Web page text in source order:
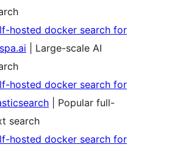
hosted docker search for
| Large-scale AI
hosted docker search for
| Popular full-
search
hosted docker search for